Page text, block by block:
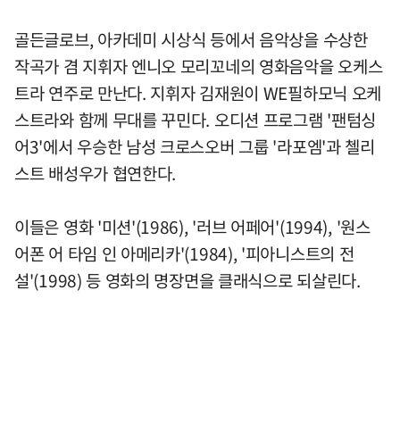
골든글로브, 아카데미 시상식 등에서 음악상을 수상한
작곡가 겸 지휘자 엔니오 모리꼬네의 영화음악을 오케스
트라 연주로 만난다. 지휘자 김재원이 WE필하모닉 오케
스트라와 함께 무대를 꾸민다. 오디션 프로그램 '팬텀싱
어3'에서 우승한 남성 크로스오버 그룹 '라포엠'과 첼리
스트 배성우가 협연한다.
이들은 영화 '미션'(1986), '러브 어페어'(1994), '원스
어폰 어 타임 인 아메리카'(1984), '피아니스트의 전
설'(1998) 등 영화의 명장면을 클래식으로 되살린다.